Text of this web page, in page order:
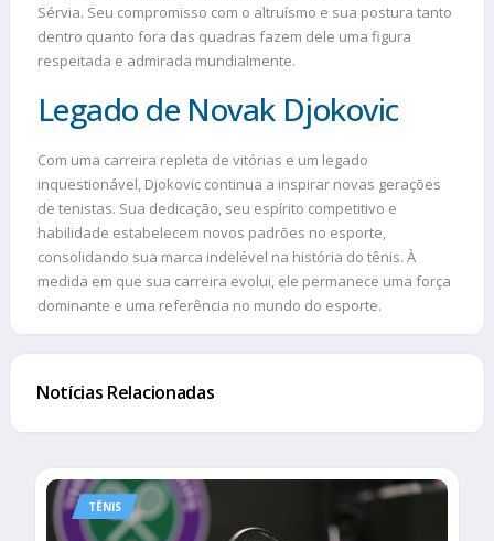
Sérvia. Seu compromisso com o altruísmo e sua postura tanto
dentro quanto fora das quadras fazem dele uma figura
respeitada e admirada mundialmente.
Legado de Novak Djokovic
Com uma carreira repleta de vitórias e um legado
inquestionável, Djokovic continua a inspirar novas gerações
de tenistas. Sua dedicação, seu espírito competitivo e
habilidade estabelecem novos padrões no esporte,
consolidando sua marca indelével na história do tênis. À
medida em que sua carreira evolui, ele permanece uma força
dominante e uma referência no mundo do esporte.
Notícias Relacionadas
TÊNIS